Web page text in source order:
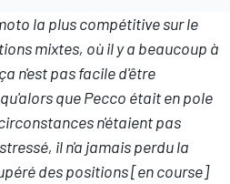
la plus compétitive sur le
mixtes, où il y a beaucoup à
n'est pas facile d'être
que Pecco était en pole
n'étaient pas
il n'a jamais perdu la
des positions [en course]